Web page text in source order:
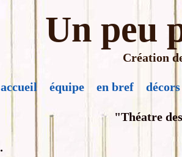
Un peu
Création
accueil équipe en bref décors
"Théatre
.